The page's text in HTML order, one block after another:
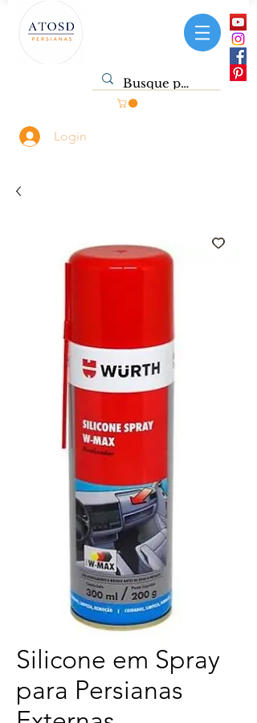
Login
Silicone em Spray
para Persianas